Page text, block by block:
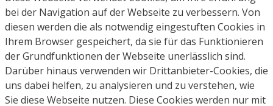
bei der Navigation auf der Webseite zu verbessern. Von
diesen werden die als notwendig eingestuften Cookies in
Ihrem Browser gespeichert, da sie für das Funktionieren
der Grundfunktionen der Webseite unerlässlich sind.
Darüber hinaus verwenden wir Drittanbieter-Cookies, die
uns dabei helfen, zu analysieren und zu verstehen, wie
Sie diese Webseite nutzen. Diese Cookies werden nur mit